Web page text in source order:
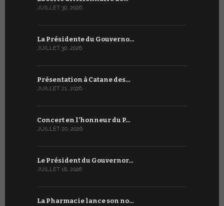
JUILLET 30, 2026
La Présidente du Gouverno…
JUILLET 30, 2026
Présentation à Catane des…
JUILLET 21, 2026
Concert en l’honneur du P…
JUILLET 20, 2026
Le Président du Gouvernor…
JUILLET 18, 2026
La Pharmacie lance son no…